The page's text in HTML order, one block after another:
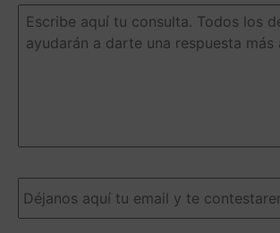
la
iniciativa
Escribe
aquí
tu
darte
una
Email (Obligatorio)